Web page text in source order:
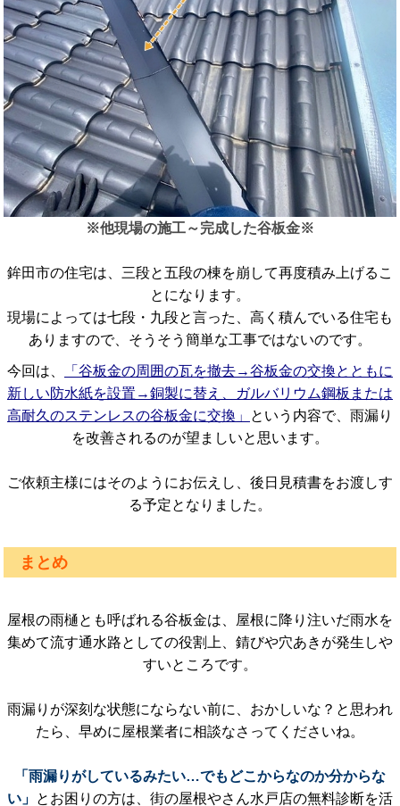
※他現場の施工～完成した谷板金※
鉾田市の住宅は、三段と五段の棟を崩して再度積み上げるこ
とになります。
現場によっては七段・九段と言った、高く積んでいる住宅も
ありますので、そうそう簡単な工事ではないのです。
今回は、
「谷板金の周囲の瓦を撤去→谷板金の交換とともに
新しい防水紙を設置→銅製に替え、ガルバリウム鋼板または
高耐久のステンレスの谷板金に交換」
という内容で、雨漏り
を改善されるのが望ましいと思います。
ご依頼主様にはそのようにお伝えし、後日見積書をお渡しす
る予定となりました。
まとめ
屋根の雨樋とも呼ばれる谷板金は、屋根に降り注いだ雨水を
集めて流す通水路としての役割上、錆びや穴あきが発生しや
すいところです。
雨漏りが深刻な状態にならない前に、おかしいな？と思われ
たら、早めに屋根業者に相談なさってくださいね。
「雨漏りがしているみたい…でもどこからなのか分からな
い」 とお困りの方は、街の屋根やさん水戸店の無料診断を活